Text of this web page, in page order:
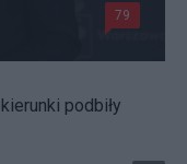
79
podbiły